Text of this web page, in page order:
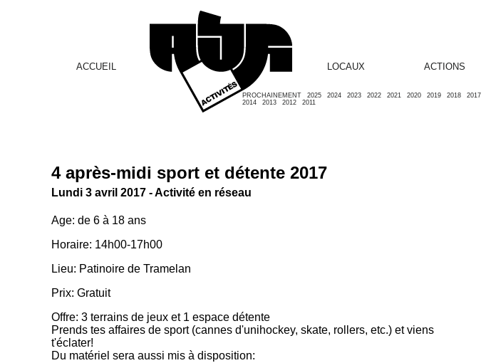
ACCUEIL
PROCHAINEMENT 2025 2024 2023 2022 2021 2020 2019 2018 2017
2014
2013 2012 2011
LOCAUX ACTIONS
4 après-midi sport et détente 2017
Lundi 3 avril 2017 - Activité en réseau
Age: de 6 à 18 ans
Horaire: 14h00-17h00
Lieu: Patinoire de Tramelan
Prix: Gratuit
Offre: 3 terrains de jeux et 1 espace détente
Prends tes affaires de sport (cannes d'unihockey, skate, rollers, etc.) et viens
t'éclater!
Du matériel sera aussi mis à disposition: